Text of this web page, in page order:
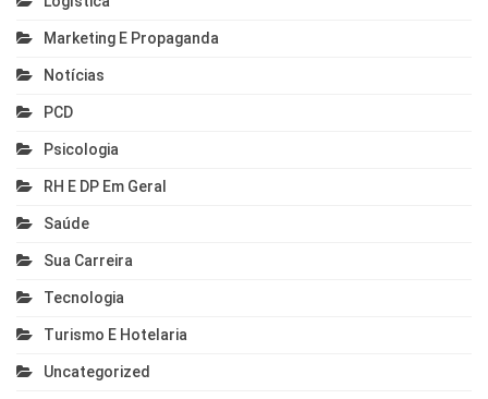
Marketing E Propaganda
Notícias
PCD
Psicologia
RH E DP Em Geral
Saúde
Sua Carreira
Tecnologia
Turismo E Hotelaria
Uncategorized